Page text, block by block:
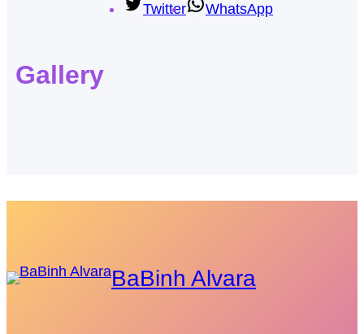
Twitter
WhatsApp
Gallery
BaBinh Alvara